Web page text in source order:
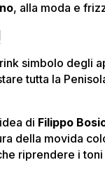
, alla moda e
simbolo degli
tutta la
di Filippo
della movida
riprendere i